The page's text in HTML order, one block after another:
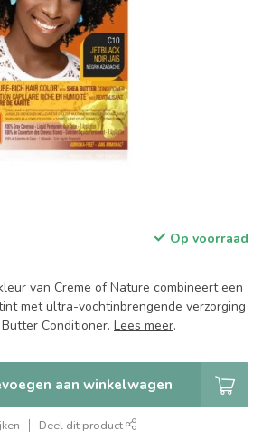
Op voorraad
van Creme of Nature combineert een
met ultra-vochtinbrengende verzorging
Conditioner. Lees meer.
aan winkelwagen
Deel dit product